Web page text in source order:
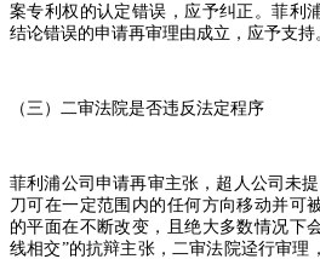
案专利权的认定错误，应予纠正。菲利
结论错误的申请再审理由成立，应予支持
（三）二审法院是否违反法定程序
菲利浦公司申请再审主张，超人公司未
刀可在一定范围内的任何方向移动并可
的平面在不断改变，且绝大多数情况下
线相交”的抗辩主张，二审法院迳行审理